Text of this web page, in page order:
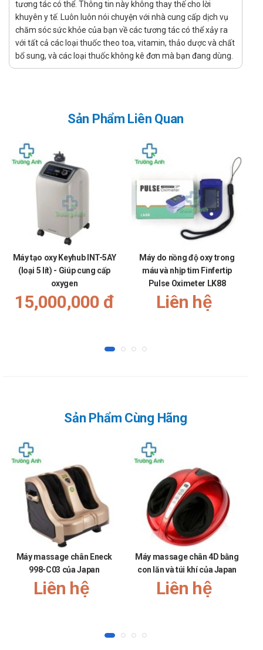
tương tác có thể. Thông tin này không thay thế cho lời
khuyên y tế. Luôn luôn nói chuyện với nhà cung cấp dịch vụ
chăm sóc sức khỏe của bạn về các tương tác có thể xảy ra
với tất cả các loại thuốc theo toa, vitamin, thảo dược và chất
bổ sung, và các loại thuốc không kê đơn mà bạn đang dùng.
Sản Phẩm Liên Quan
Máy tạo oxy Keyhub INT-5AY
(loại 5 lít) - Giúp cung cấp
oxygen
15,000,000 đ
Máy do nồng độ oxy trong
máu và nhịp tim Finfertip
Pulse Oximeter LK88
Liên hệ
Sản Phẩm Cùng Hãng
Máy massage chân Eneck
998-C03 của Japan
Liên hệ
Máy massage chân 4D bằng
con lăn và túi khí của Japan
Liên hệ